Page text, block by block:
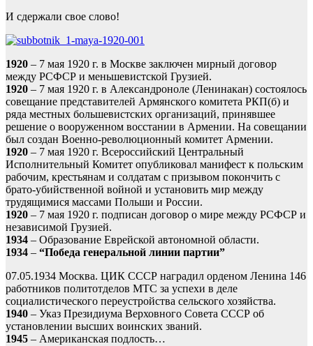
И сдержали свое слово!
1920 – 7 мая 1920 г. в Москве заключен мирный договор
между РСФСР и меньшевистской Грузией.
1920 – 7 мая 1920 г. в Александроноле (Ленинакан) состоялось
совещание представителей Армянского комитета РКП(б) и
ряда местных большевистских организаций, принявшее
решение о вооруженном восстании в Армении. На совещании
был создан Военно-революционный комитет Армении.
1920 – 7 мая 1920 г. Всероссийский Центральный
Исполнительный Комитет опубликовал манифест к польским
рабочим, крестьянам и солдатам с призывом покончить с
брато-убийственной войной и установить мир между
трудящимися массами Польши и России.
1920 – 7 мая 1920 г. подписан договор о мире между РСФСР и
независимой Грузией.
1934 – Образование Еврейской автономной области.
1934 – “Победа генеральной линии партии”
07.05.1934 Москва. ЦИК СССР наградил орденом Ленина 146
работников политотделов МТС за успехи в деле
социалистического переустройства сельского хозяйства.
1940 – Указ Президиума Верховного Совета СССР об
установлении высших воинских званий.
1945 – Американская подлость…